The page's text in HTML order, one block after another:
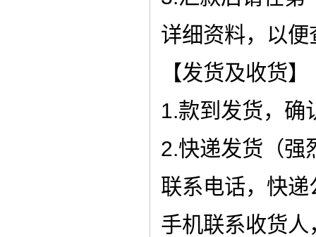
详细资料，以
【发货及收货】
1.款到发货，确
2.快递发货（强
联系电话，快
手机联系收货